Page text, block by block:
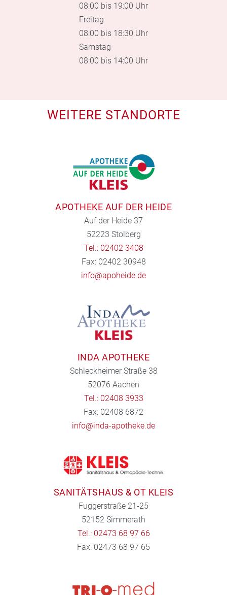
08:00 bis 19:00 Uhr
Freitag
08:00 bis 18:30 Uhr
Samstag
08:00 bis 14:00 Uhr
WEITERE STANDORTE
APOTHEKE AUF DER HEIDE
Auf der Heide 37
52223 Stolberg
Tel.: 02402 3408
Fax: 02402 30948
info@apoheide.de
INDA APOTHEKE
Schleckheimer Straße 38
52076 Aachen
Tel.: 02408 3933
Fax: 02408 6872
info@inda-apotheke.de
SANITÄTSHAUS & OT KLEIS
Fuggerstraße 21-25
52152 Simmerath
Tel.: 02473 68 97 66
Fax: 02473 68 97 65